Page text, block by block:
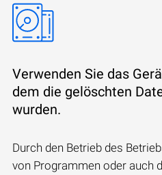
Verwenden Sie das
dem die gelöschten
wurden.
Durch den Betrieb des
von Programmen oder auch